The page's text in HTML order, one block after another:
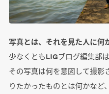
写真とは、それを見た人に何
少なくともLIGブログ編集部は
その写真は何を意図して撮影
りたかったものとは何かなど